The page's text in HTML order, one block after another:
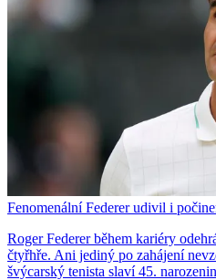
Fenomenální Federer udivil i
Roger Federer během kariéry
čtyřhře. Ani jediný po zahájení
švýcarský tenista slaví 45.